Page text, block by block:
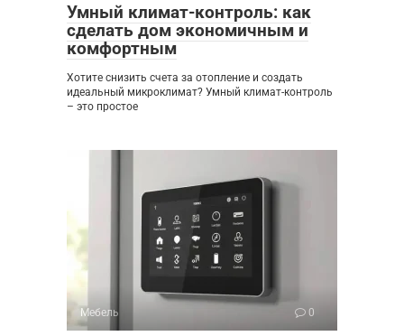
Умный климат-контроль: как
сделать дом экономичным и
комфортным
Хотите снизить счета за отопление и создать
идеальный микроклимат? Умный климат-контроль
– это простое
Мебель 0